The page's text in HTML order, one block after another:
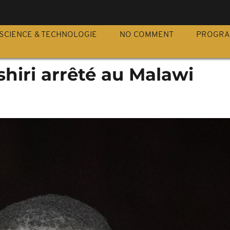
SCIENCE & TECHNOLOGIE NO COMMENT
arrêté au Malawi